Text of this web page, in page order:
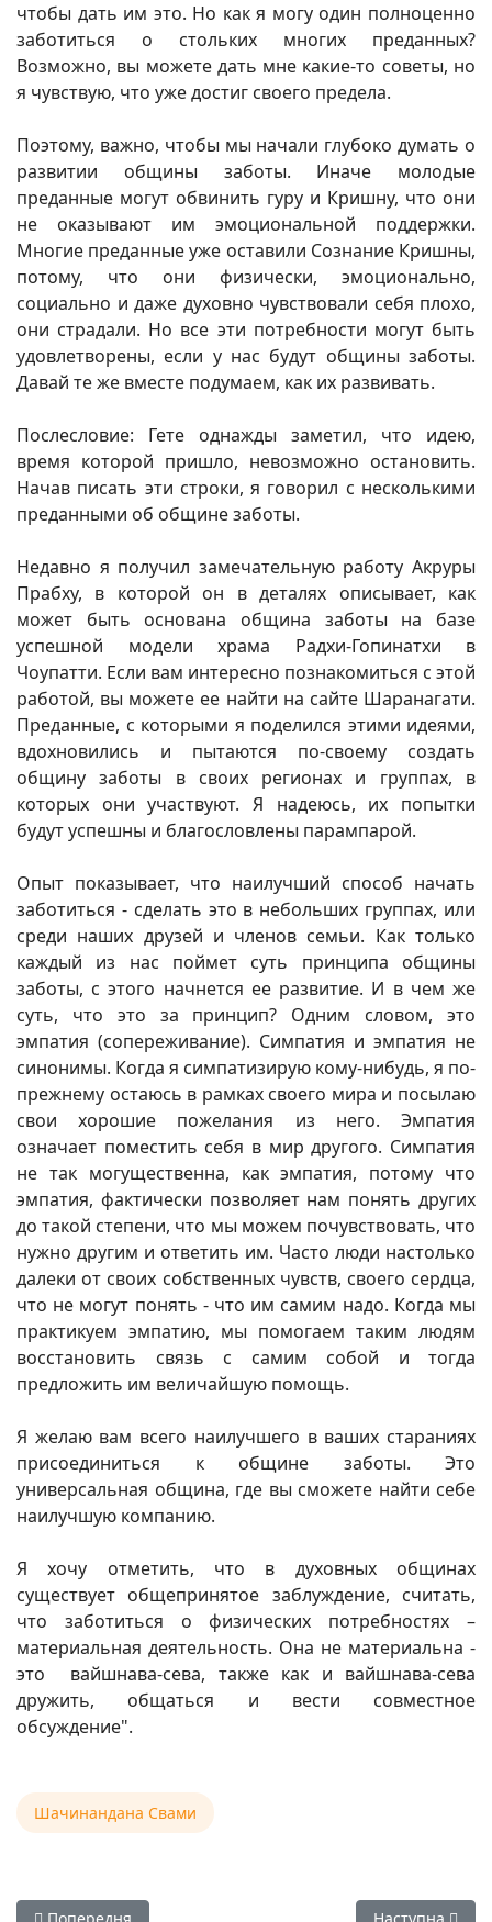
чтобы дать им это. Но как я могу один полноценно
заботиться о стольких многих преданных?
Возможно, вы можете дать мне какие-то советы, но
я чувствую, что уже достиг своего предела.
Поэтому, важно, чтобы мы начали глубоко думать о
развитии общины заботы. Иначе молодые
преданные могут обвинить гуру и Кришну, что они
не оказывают им эмоциональной поддержки.
Многие преданные уже оставили Сознание Кришны,
потому, что они физически, эмоционально,
социально и даже духовно чувствовали себя плохо,
они страдали. Но все эти потребности могут быть
удовлетворены, если у нас будут общины заботы.
Давай те же вместе подумаем, как их развивать.
Послесловие: Гете однажды заметил, что идею,
время которой пришло, невозможно остановить.
Начав писать эти строки, я говорил с несколькими
преданными об общине заботы.
Недавно я получил замечательную работу Акруры
Прабху, в которой он в деталях описывает, как
может быть основана община заботы на базе
успешной модели храма Радхи-Гопинатхи в
Чоупатти. Если вам интересно познакомиться с этой
работой, вы можете ее найти на сайте Шаранагати.
Преданные, с которыми я поделился этими идеями,
вдохновились и пытаются по-своему создать
общину заботы в своих регионах и группах, в
которых они участвуют. Я надеюсь, их попытки
будут успешны и благословлены парампарой.
Опыт показывает, что наилучший способ начать
заботиться - сделать это в небольших группах, или
среди наших друзей и членов семьи. Как только
каждый из нас поймет суть принципа общины
заботы, с этого начнется ее развитие. И в чем же
суть, что это за принцип? Одним словом, это
эмпатия (сопереживание). Симпатия и эмпатия не
синонимы. Когда я симпатизирую кому-нибудь, я по-
прежнему остаюсь в рамках своего мира и посылаю
свои хорошие пожелания из него. Эмпатия
означает поместить себя в мир другого. Симпатия
не так могущественна, как эмпатия, потому что
эмпатия, фактически позволяет нам понять других
до такой степени, что мы можем почувствовать, что
нужно другим и ответить им. Часто люди настолько
далеки от своих собственных чувств, своего сердца,
что не могут понять - что им самим надо. Когда мы
практикуем эмпатию, мы помогаем таким людям
восстановить связь с самим собой и тогда
предложить им величайшую помощь.
Я желаю вам всего наилучшего в ваших стараниях
присоединиться к общине заботы. Это
универсальная община, где вы сможете найти себе
наилучшую компанию.
Я хочу отметить, что в духовных общинах
существует общепринятое заблуждение, считать,
что заботиться о физических потребностях –
материальная деятельность. Она не материальна -
это вайшнава-сева, также как и вайшнава-сева
дружить, общаться и вести совместное
обсуждение".
Шачинандана Свами
Попередня стаття: Е.С. Шачинандана Свами — И темнота
Наступна